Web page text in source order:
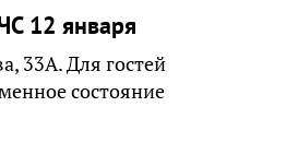
12 января
33А. Для гостей
состояние